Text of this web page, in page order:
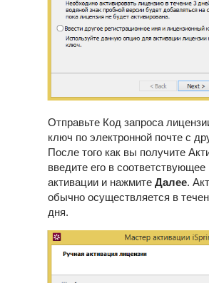
Отправьте Код запроса
ключ по электронной почте с
После того как вы получите
введите его в
активации и нажмите Далее.
обычно осуществляется в
дня.